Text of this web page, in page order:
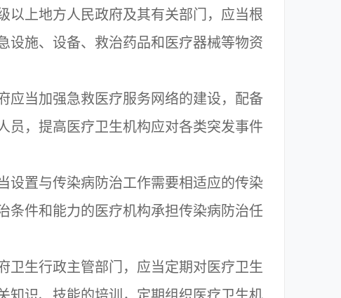
上地方人民政府及其有关部门，应当根
设施、设备、救治药品和医疗器械等物资
当加强急救医疗服务网络的建设，配备
员，提高医疗卫生机构应对各类突发事件
置与传染病防治工作需要相适应的传染
条件和能力的医疗机构承担传染病防治任
生行政主管部门，应当定期对医疗卫生